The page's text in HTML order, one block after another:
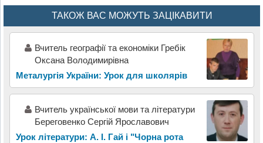
ТАКОЖ ВАС МОЖУТЬ ЗАЦІКАВИТИ
Вчитель географії та економіки Гребік
Оксана Володимирівна
Металургія України: Урок для школярів
Вчитель української мови та літератури
Береговенко Сергій Ярославович
Урок літератури: А. І. Гай і "Чорна рота